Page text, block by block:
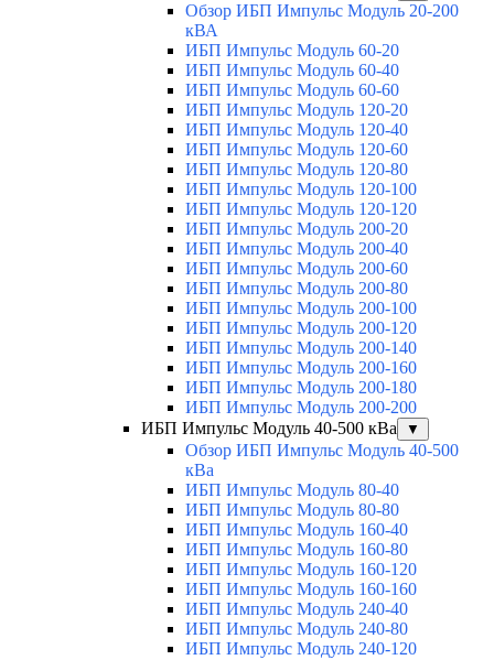
Обзор ИБП Импульс Модуль 20-200
кВА
ИБП Импульс Модуль 60-20
ИБП Импульс Модуль 60-40
ИБП Импульс Модуль 60-60
ИБП Импульс Модуль 120-20
ИБП Импульс Модуль 120-40
ИБП Импульс Модуль 120-60
ИБП Импульс Модуль 120-80
ИБП Импульс Модуль 120-100
ИБП Импульс Модуль 120-120
ИБП Импульс Модуль 200-20
ИБП Импульс Модуль 200-40
ИБП Импульс Модуль 200-60
ИБП Импульс Модуль 200-80
ИБП Импульс Модуль 200-100
ИБП Импульс Модуль 200-120
ИБП Импульс Модуль 200-140
ИБП Импульс Модуль 200-160
ИБП Импульс Модуль 200-180
ИБП Импульс Модуль 200-200
ИБП Импульс Модуль 40-500 кВа
▼
Обзор ИБП Импульс Модуль 40-500
кВа
ИБП Импульс Модуль 80-40
ИБП Импульс Модуль 80-80
ИБП Импульс Модуль 160-40
ИБП Импульс Модуль 160-80
ИБП Импульс Модуль 160-120
ИБП Импульс Модуль 160-160
ИБП Импульс Модуль 240-40
ИБП Импульс Модуль 240-80
ИБП Импульс Модуль 240-120